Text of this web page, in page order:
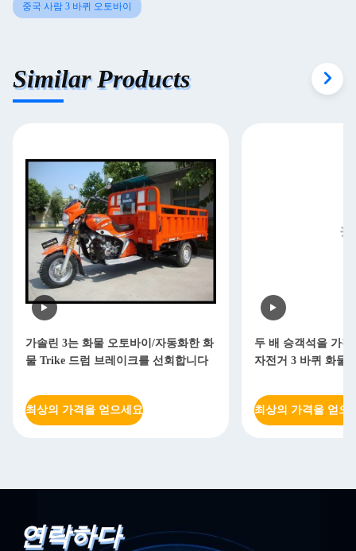
중국 사람 3 바퀴 오토바이
Similar Products
가솔린 3는 화물 오토바이/자동화한 화
물 Trike 드럼 브레이크를 선회합니다
최상의 가격을 얻으세요
두 배 승객석을 가진
자전거 3 바퀴 화물
최상의 가격을 얻으
연락하다